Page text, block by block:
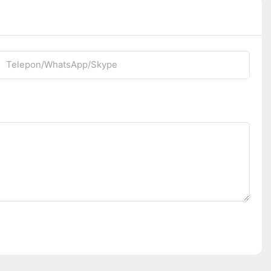
Telepon/WhatsApp/Skype